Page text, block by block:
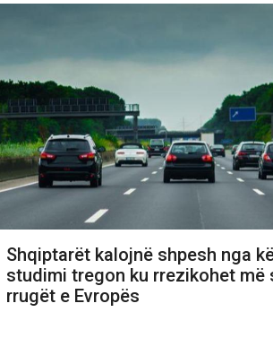
Shqiptarët kalojnë shpesh nga
studimi tregon ku rrezikohet më
rrugët e Evropës